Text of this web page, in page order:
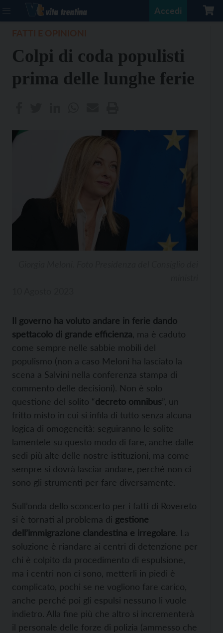
Accedi
Colpi di coda populisti
prima delle lunghe ferie
Il governo ha voluto andare in ferie dando
spettacolo di grande efficienza , ma è caduto
come sempre nelle sabbie mobili del
populismo (non a caso Meloni ha lasciato la
scena a Salvini nella conferenza stampa di
commento delle decisioni). Non è solo
questione del solito “decreto omnibus”, un
fritto misto in cui si infila di tutto senza alcuna
logica di omogeneità: seguiranno le solite
lamentele su questo modo di fare, anche dalle
sedi più alte delle nostre istituzioni, ma come
sempre si dovrà lasciar andare, perché non ci
sono gli strumenti per fare diversamente.
Sull’onda dello sconcerto per i fatti di Rovereto
si è tornati al problema di gestione
dell’immigrazione clandestina e irregolare. La
soluzione è riandare ai centri di detenzione per
chi è colpito da procedimento di espulsione,
ma i centri non ci sono, metterli in piedi è
complicato, pochi se ne vogliono fare carico,
anche perché poi gli espulsi nessuno li vuole
indietro. Alla fine più che altro si incrementerà
il personale delle forze di polizia (ammesso che